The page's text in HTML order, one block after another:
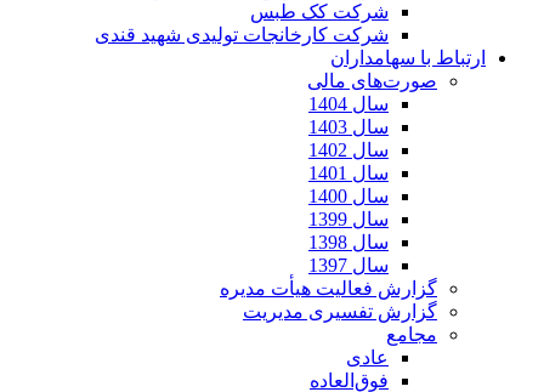
شرکت کک طبس
شرکت کارخانجات تولیدی شهید قندی
ارتباط با سهامداران
صورت‌های مالی
سال 1404
سال 1403
سال 1402
سال 1401
سال 1400
سال 1399
سال 1398
سال 1397
گزارش فعالیت هیأت مدیره
گزارش تفسیری مدیریت
مجامع
عادی
فوق‌العاده